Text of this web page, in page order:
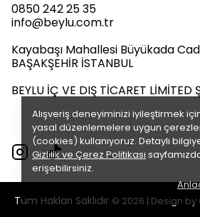
Alışveriş deneyiminizi iyileştirmek
yasal düzenlemelere uygun
(cookies) kullanıyoruz. Detaylı
Gizlilik ve Çerez Politikası
erişebilirsiniz.
0850 242 25 35
info@beylu.com.tr
Kayabaşı Mahallesi Büyükada
BAŞAKŞEHİR İSTANBUL
BEYLU İÇ VE DIŞ TİCARET LİMİTED
Tüm Hakları Saklıdır © 2026 | Design by